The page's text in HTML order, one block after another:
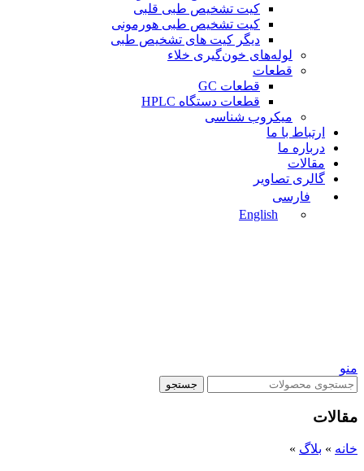
کیت تشخیص طبی قلبی
کیت تشخیص طبی هورمونی
دیگر کیت های تشخیص طبی
لوله‌های خون‌گیری خلاء
قطعات
قطعات GC
قطعات دستگاه HPLC
میکروب شناسی
ارتباط با ما
درباره ما
مقالات
گالری تصاویر
فارسی
English
منو
جستجو
مقالات
خانه » بلاگ »